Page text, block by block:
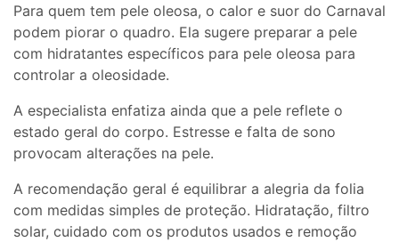
Para quem tem pele oleosa, o calor e suor do Carnaval
podem piorar o quadro. Ela sugere preparar a pele
com hidratantes específicos para pele oleosa para
controlar a oleosidade.
A especialista enfatiza ainda que a pele reflete o
estado geral do corpo. Estresse e falta de sono
provocam alterações na pele.
A recomendação geral é equilibrar a alegria da folia
com medidas simples de proteção. Hidratação, filtro
solar, cuidado com os produtos usados e remoção